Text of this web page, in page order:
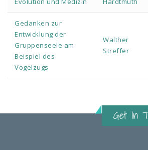
Gedanken zur
Entwicklung der
Gruppenseele am
Beispiel des
Vogelzugs
Walther
Streffer